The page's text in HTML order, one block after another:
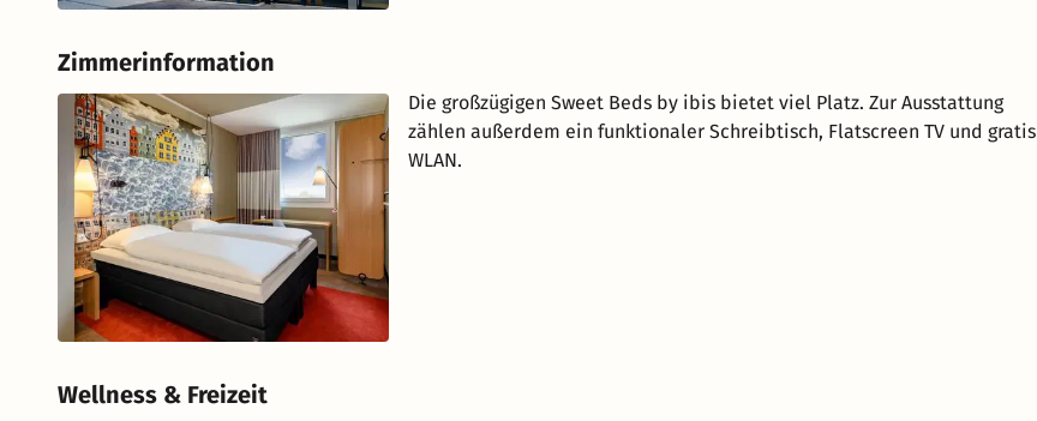
Zimmerinformation
Die großzügigen Sweet Beds by ibis bietet viel Platz. Zur Ausstattung
zählen außerdem ein funktionaler Schreibtisch, Flatscreen TV und gratis
WLAN.
Wellness & Freizeit